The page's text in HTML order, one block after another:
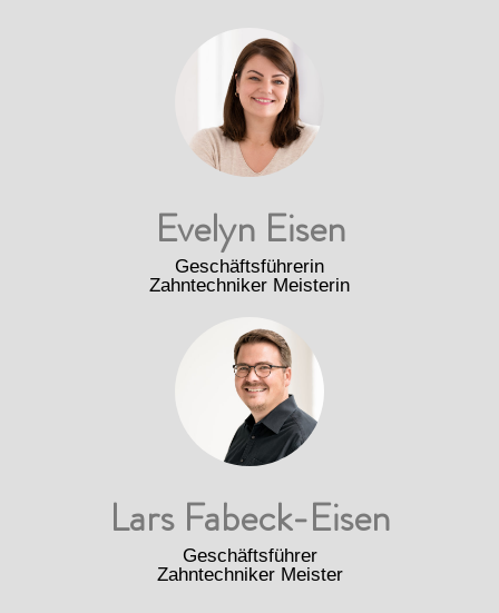
Evelyn Eisen
Geschäftsführerin
Zahntechniker Meisterin
Lars Fabeck-Eisen
Geschäftsführer
Zahntechniker Meister